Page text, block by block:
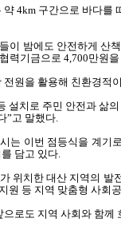
약 4km 구간으로 바다를
이 밤에도 안전하게 산
력기금으로 4,700만원
원을 활용해 친환경적
설치로 주민 안전과 삶
”고 말했다.
는 이번 점등식을 계기
담고 있다.
위치한 대산 지역의
원 등 지역 맞춤형 사회
로도 지역 사회와 함